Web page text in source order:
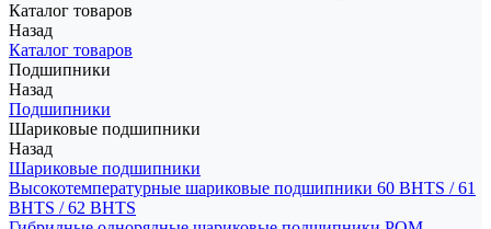
Каталог товаров
Назад
Каталог товаров
Подшипники
Назад
Подшипники
Шариковые подшипники
Назад
Шариковые подшипники
Высокотемпературные шариковые подшипники 60 BHTS / 61
BHTS / 62 BHTS